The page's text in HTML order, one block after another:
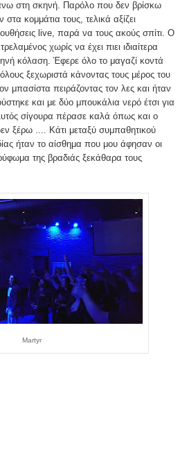
στη σκηνή. Παρόλο που δεν βρίσκω
στα κομμάτια τους, τελικά αξίζει
live, παρά να τους ακούς σπίτι. Ο
χωρίς να έχει πιει ιδιαίτερα
κόλαση. Έφερε όλο το μαγαζί κοντά
ξεχωριστά κάνοντας τους μέρος του
μπασίστα πειράζοντας τον λες και ήταν
και με δύο μπουκάλια νερό έτσι για
σίγουρα πέρασε καλά όπως και ο
ξέρω .... Κάτι μεταξύ συμπαθητικού
ήταν το αίσθημα που μου άφησαν οι
της βραδιάς ξεκάθαρα τους
Martyr